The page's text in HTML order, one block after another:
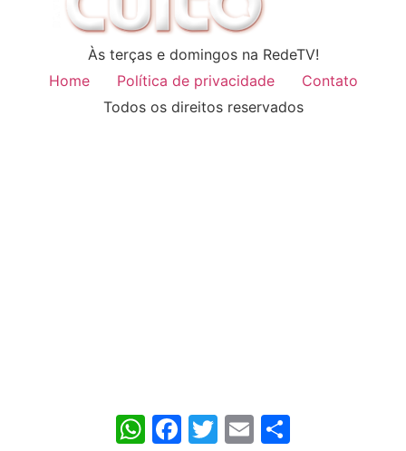
Às terças e domingos na RedeTV!
Home
Política de privacidade
Contato
Todos os direitos reservados
WhatsAppFacebook
TwitterEmail